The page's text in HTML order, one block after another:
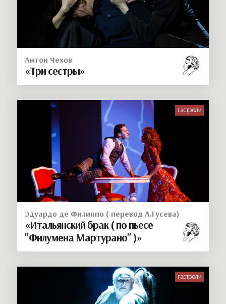
Антон Чехов
«Три сестры»
гастроли
Эдуардо де Филиппо ( перевод А.Гусева)
«Итальянский брак ( по пьесе
"Филумена Мартурано" )»
гастроли